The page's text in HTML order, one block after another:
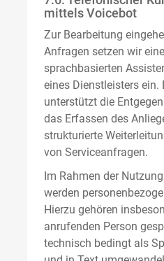
mittels Voicebot
Zur Bearbeitung
Anfragen setzen wir
sprachbasierten
eines Dienstleisters ein.
unterstützt die
das Erfassen des
strukturierte
von Serviceanfragen.
Im Rahmen der
werden
Hierzu gehören
anrufenden Person
technisch bedingt als